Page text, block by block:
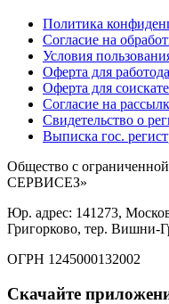
Политика
Согласие на
Условия
Оферта для
Оферта для
Согласие на
Свидетельство о
Выписка гос.
Общество с
СЕРВИСЕЗ»
Юр. адрес: 141273,
Григорково, тер. Вишни-
ОГРН 1245000132002
Скачайте